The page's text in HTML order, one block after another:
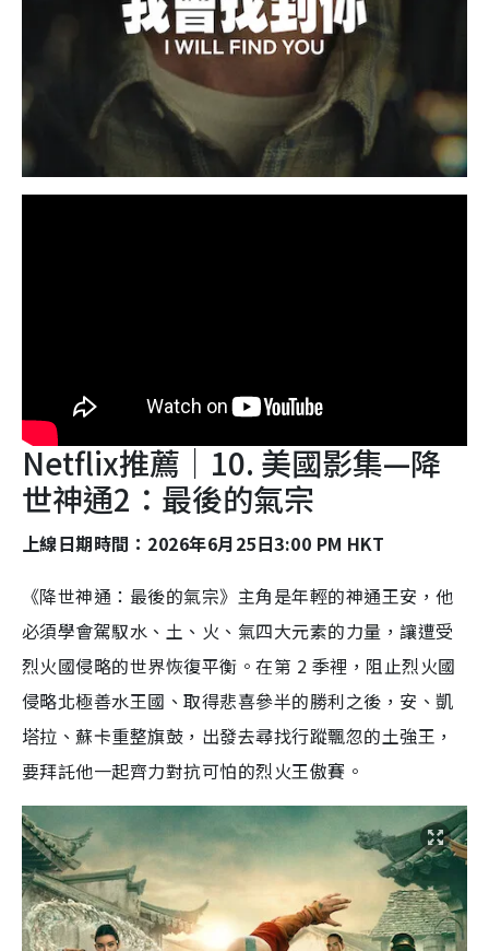
Netflix推薦｜10. 美國影集—降
世神通2：最後的氣宗
上線日期時間：2026年6月25日3:00 PM HKT
《降世神通：最後的氣宗》主角是年輕的神通王安，他
必須學會駕馭水、土、火、氣四大元素的力量，讓遭受
烈火國侵略的世界恢復平衡。在第 2 季裡，阻止烈火國
侵略北極善水王國、取得悲喜參半的勝利之後，安、凱
塔拉、蘇卡重整旗鼓，出發去尋找行蹤飄忽的土強王，
要拜託他一起齊力對抗可怕的烈火王傲賽。